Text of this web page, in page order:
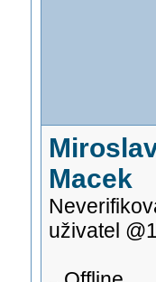
Macek
uživatel @1